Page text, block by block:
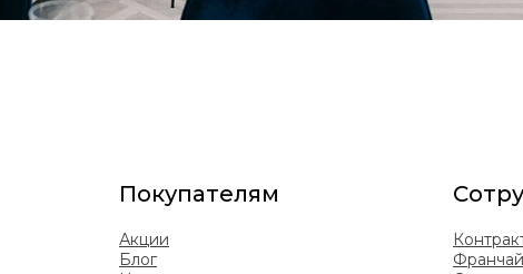
Покупателям
Акции
Блог